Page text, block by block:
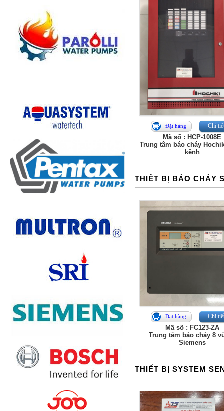
Đặt hàng Chi
Mã số : HCP-1008E
Trung tâm báo cháy
kênh
THIẾT BỊ BÁO CHÁY
Đặt hàng Chi
Mã số : FC123-ZA
Trung tâm báo cháy 8
Siemens
THIẾT BỊ SYSTEM